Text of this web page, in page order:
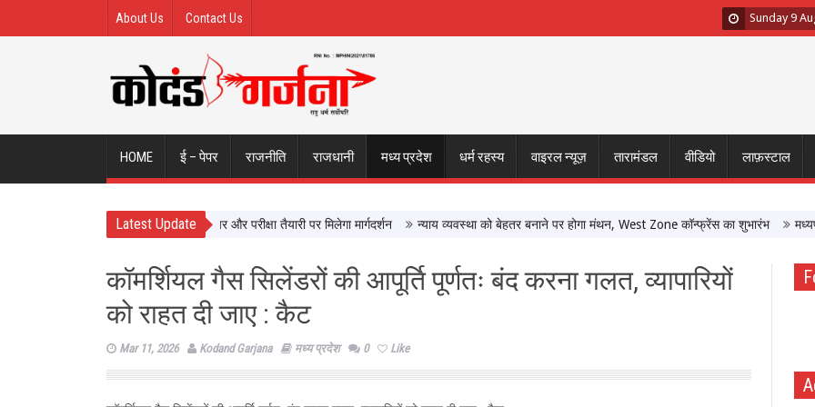
About Us Contact Us Sunday 9
HOME ई – पेपर राजनीति राजधानी मध्य प्रदेश धर्म रहस्य वाइरल न्यूज़ तारामंडल वीडियो लाफ़स्टाल
Latest Update
से सीधे सीखेंगे यूपी के छात्र, करियर और परीक्षा तैयारी पर मिलेगा मार्गदर्शन न्याय व्यवस्था को बेहतर बनाने पर होगा मंथन, West Zone कॉन्फ्रेंस का शुभारंभ मध्यप्रदेश
कॉमर्शियल गैस सिलेंडरों की आपूर्ति पूर्णतः बंद करना गलत, व्यापारियों
को राहत दी जाए : कैट
Mar 11, 2026 Kodand Garjana मध्य प्रदेश 0 Like